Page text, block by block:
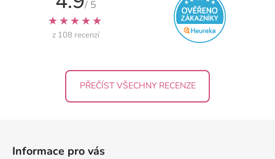
/ 5
★★★★★
z 108 recenzí
PŘEČÍST VŠECHNY RECENZE
Informace pro vás